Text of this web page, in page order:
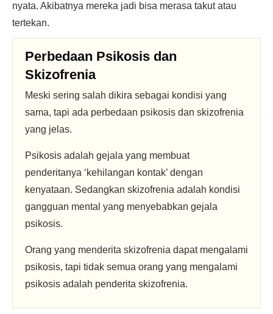
nyata. Akibatnya mereka jadi bisa merasa takut atau
tertekan.
Perbedaan Psikosis dan
Skizofrenia
Meski sering salah dikira sebagai kondisi yang
sama, tapi ada perbedaan psikosis dan skizofrenia
yang jelas.
Psikosis adalah gejala yang membuat
penderitanya ‘kehilangan kontak’ dengan
kenyataan. Sedangkan skizofrenia adalah kondisi
gangguan mental yang menyebabkan gejala
psikosis.
Orang yang menderita skizofrenia dapat mengalami
psikosis, tapi tidak semua orang yang mengalami
psikosis adalah penderita skizofrenia.